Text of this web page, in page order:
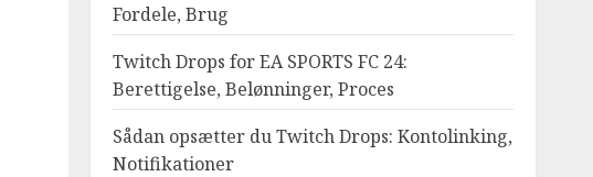
Fordele, Brug
Twitch Drops for EA SPORTS FC 24:
Berettigelse, Belønninger, Proces
Sådan opsætter du Twitch Drops: Kontolinking,
Notifikationer